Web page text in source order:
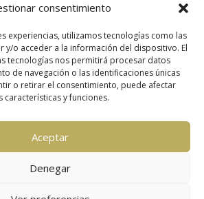
consentimiento
experiencias, utilizamos tecnologías como las
y/o acceder a la información del dispositivo. El
tecnologías nos permitirá procesar datos
de navegación o las identificaciones únicas
o retirar el consentimiento, puede afectar
características y funciones.
Aceptar
Denegar
info@viaobertanepal.org